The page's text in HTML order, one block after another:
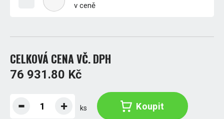
v ceně
CELKOVÁ CENA VČ. DPH
76 931.80 Kč
ks Koupit